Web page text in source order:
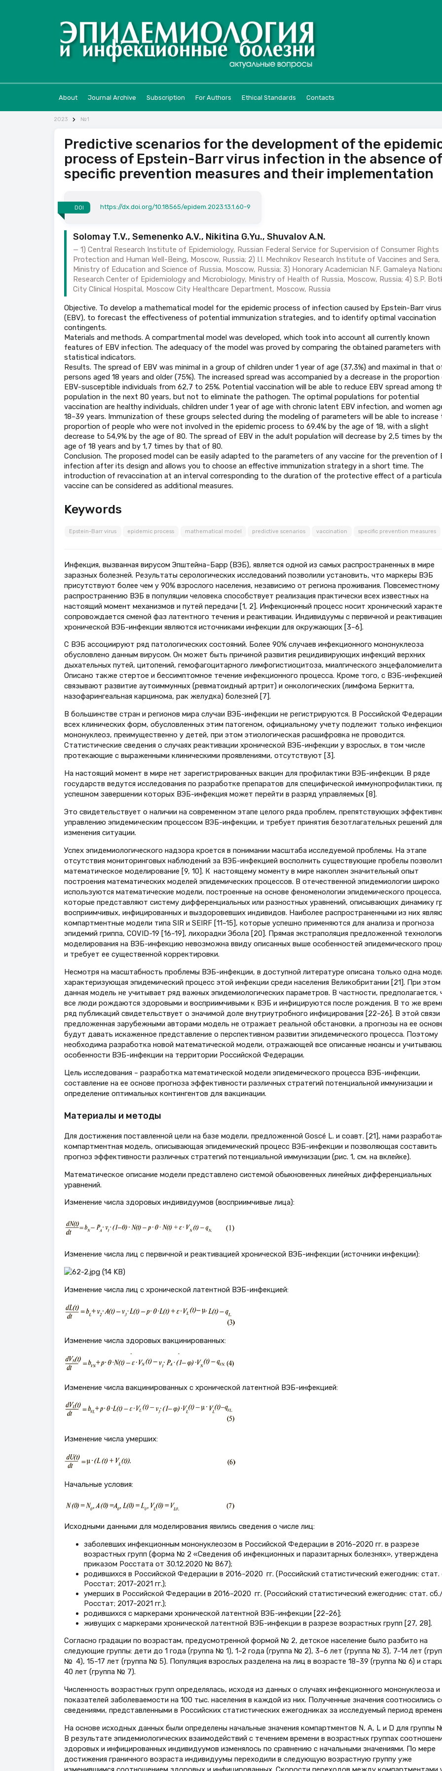
About Journal Archive Subscription For Authors Ethical Standards Contacts
2023 №1
Predictive scenarios for the development of the
process of Epstein-Barr virus infection in the absence of
specific prevention measures and their implementation
DOI https://dx.doi.org/10.18565/epidem.2023.13.1.60-9
Solomay T.V., Semenenko A.V., Nikitina G.Yu., Shuvalov A.N.
1) Central Research Institute of Epidemiology, Russian Federal Service for Supervision of Consumer Rights
Protection and Human Well-Being, Moscow, Russia; 2) I.I. Mechnikov Research Institute of Vaccines and Sera,
Ministry of Education and Science of Russia, Moscow, Russia; 3) Honorary Academician N.F. Gamaleya
Research Center of Epidemiology and Microbiology, Ministry of Health of Russia, Moscow, Russia; 4) S.P.
City Clinical Hospital, Moscow City Healthcare Department, Moscow, Russia
Objective. To develop a mathematical model for the epidemic process of infection caused by Epstein-Barr virus
(EBV), to forecast the effectiveness of potential immunization strategies, and to identify optimal vaccination
contingents.
Materials and methods. A compartmental model was developed, which took into account all currently known
features of EBV infection. The adequacy of the model was proved by comparing the obtained parameters with
statistical indicators.
Results. The spread of EBV was minimal in a group of children under 1 year of age (37,3%) and maximal in that
persons aged 18 years and older (75%). The increased spread was accompanied by a decrease in the
EBV-susceptible individuals from 62,7 to 25%. Potential vaccination will be able to reduce EBV spread among
population in the next 80 years, but not to eliminate the pathogen. The optimal populations for potential
vaccination are healthy individuals, children under 1 year of age with chronic latent EBV infection, and women
18–39 years. Immunization of these groups selected during the modeling of parameters will be able to increase
proportion of people who were not involved in the epidemic process to 69.4% by the age of 18, with a slight
decrease to 54,9% by the age of 80. The spread of EBV in the adult population will decrease by 2,5 times by
age of 18 years and by 1,7 times by that of 80.
Conclusion. The proposed model can be easily adapted to the parameters of any vaccine for the prevention of
infection after its design and allows you to choose an effective immunization strategy in a short time. The
introduction of revaccination at an interval corresponding to the duration of the protective effect of a
vaccine can be considered as additional measures.
Keywords
Epstein-Barr virus epidemic process mathematical model predictive scenarios vaccination specific prevention measures
Инфекция, вызванная вирусом Эпштейна–Барр (ВЭБ), является одной из самых распространенных в мире
заразных болезней. Результаты серологических исследований позволили установить, что маркеры ВЭБ
присутствуют более чем у 90% взрослого населения, независимо от региона проживания. Повсеместному
распространению ВЭБ в популяции человека способствует реализация практически всех известных на
настоящий момент механизмов и путей передачи [1, 2]. Инфекционный процесс носит хронический
сопровождается сменой фаз латентного течения и реактивации. Индивидуумы с первичной и
хронической ВЭБ-инфекции являются источниками инфекции для окружающих [3–6].
С ВЭБ ассоциируют ряд патологических состояний. Более 90% случаев инфекционного мононуклеоза
обусловлено данным вирусом. Он может быть причиной развития рецидивирующих инфекций верхних
дыхательных путей, цитопений, гемофагоцитарного лимфогистиоцитоза, миалгического
Описано также стертое и бессимптомное течение инфекционного процесса. Кроме того, с ВЭБ-инфекцией
связывают развитие аутоиммунных (ревматоидный артрит) и онкологических (лимфома Беркитта,
назофарингеальная карцинома, рак желудка) болезней [7].
В большинстве стран и регионов мира случаи ВЭБ-инфекции не регистрируются. В Российской
всех клинических форм, обусловленных этим патогеном, официальному учету подлежит только
мононуклеоз, преимущественно у детей, при этом этиологическая расшифровка не проводится.
Статистические сведения о случаях реактивации хронической ВЭБ-инфекции у взрослых, в том числе
протекающие с выраженными клиническими проявлениями, отсутствуют [3].
На настоящий момент в мире нет зарегистрированных вакцин для профилактики ВЭБ-инфекции. В ряде
государств ведутся исследования по разработке препаратов для специфической иммунопрофилактики,
успешном завершении которых ВЭБ-инфекция может перейти в разряд управляемых [8].
Это свидетельствует о наличии на современном этапе целого ряда проблем, препятствующих
управлению эпидемическим процессом ВЭБ-инфекции, и требует принятия безотлагательных решений для
изменения ситуации.
Успех эпидемиологического надзора кроется в понимании масштаба исследуемой проблемы. На этапе
отсутствия мониторинговых наблюдений за ВЭБ-инфекцией восполнить существующие пробелы
математическое моделирование [9, 10]. К настоящему моменту в мире накоплен значительный опыт
построения математических моделей эпидемических процессов. В отечественной эпидемиологии широко
используются математические модели, построенные на основе феноменологии эпидемического процесса,
которые представляют систему дифференциальных или разностных уравнений, описывающих динамику
восприимчивых, инфицированных и выздоровевших индивидов. Наиболее распространенными из них
компартментные модели типа SIR и SEIRF [11–15], которые успешно применяются для анализа и прогноза
эпидемий гриппа, COVID-19 [16–19], лихорадки Эбола [20]. Прямая экстраполяция предложенной
моделирования на ВЭБ-инфекцию невозможна ввиду описанных выше особенностей эпидемического
и требует ее существенной корректировки.
Несмотря на масштабность проблемы ВЭБ-инфекции, в доступной литературе описана только одна
характеризующая эпидемический процесс этой инфекции среди населения Великобритании [21]. При этом
данная модель не учитывает ряд важных эпидемиологических параметров. В частности, предполагается,
все люди рождаются здоровыми и восприимчивыми к ВЭБ и инфицируются после рождения. В то же
ряд публикаций свидетельствует о значимой доле внутриутробного инфицирования [22–26]. В этой связи
предложенная зарубежными авторами модель не отражает реальной обстановки, а прогнозы на ее
будут давать искаженное представление о перспективном развитии эпидемического процесса. Поэтому
необходима разработка новой математической модели, отражающей все описанные нюансы и
особенности ВЭБ-инфекции на территории Российской Федерации.
Цель исследования – разработка математической модели эпидемического процесса ВЭБ-инфекции,
составление на ее основе прогноза эффективности различных стратегий потенциальной иммунизации и
определение оптимальных контингентов для вакцинации.
Материалы и методы
Для достижения поставленной цели на базе модели, предложенной Goscé L. и соавт. [21], нами
компартментная модель, описывающая эпидемический процесс ВЭБ-инфекции и позволяющая составить
прогноз эффективности различных стратегий потенциальной иммунизации (рис. 1, см. на вклейке).
Математическое описание модели представлено системой обыкновенных линейных дифференциальных
уравнений.
Изменение числа здоровых индивидуумов (восприимчивые лица):
Изменение числа лиц с первичной и реактивацией хронической ВЭБ-инфекции (источники инфекции):
Изменение числа лиц с хронической латентной ВЭБ-инфекцией:
Изменение числа здоровых вакцинированных:
Изменение числа вакцинированных с хронической латентной ВЭБ-инфекцией:
Изменение числа умерших:
Начальные условия:
Исходными данными для моделирования явились сведения о числе лиц:
заболевших инфекционным мононуклеозом в Российской Федерации в 2016–2020 гг. в разрезе
возрастных групп (форма № 2 «Сведения об инфекционных и паразитарных болезнях», утверждена
приказом Росстата от 30.12.2020 № 867);
родившихся в Российской Федерации в 2016–2020 гг. (Российский статистический ежегодник: стат.
Росстат; 2017–2021 гг.);
умерших в Российской Федерации в 2016–2020 гг. (Российский статистический ежегодник: стат.
Росстат; 2017–2021 гг.);
родившихся с маркерами хронической латентной ВЭБ-инфекции [22–26];
живущих с маркерами хронической латентной ВЭБ-инфекции в разрезе возрастных групп [27, 28].
Согласно градации по возрастам, предусмотренной формой № 2, детское население было разбито на
следующие группы: дети до 1 года (группа № 1), 1–2 года (группа № 2), 3–6 лет (группа № 3), 7–14 лет
№ 4), 15–17 лет (группа № 5). Популяция взрослых разделена на лиц в возрасте 18–39 (группа № 6) и
40 лет (группа № 7).
Численность возрастных групп определялась, исходя из данных о случаях инфекционного мононуклеоза и
показателей заболеваемости на 100 тыс. населения в каждой из них. Полученные значения соотносились
сведениями, представленными в Российских статистических ежегодниках за исследуемый период
На основе исходных данных были определены начальные значения компартментов N, A, L и D для группы
В результате эпидемиологических взаимодействий с течением времени в возрастных группах
здоровых и инфицированных индивидуумов изменялось по сравнению с начальными значениями. По мере
достижения граничного возраста индивидуумы переходили в следующую возрастную группу уже